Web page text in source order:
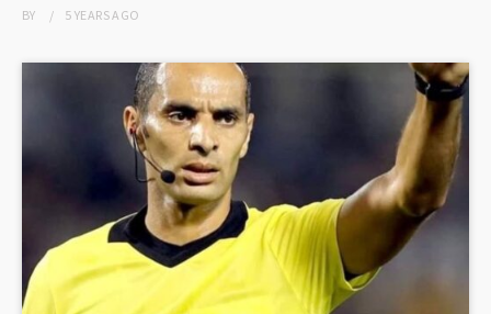
BY 5 YEARSAGO